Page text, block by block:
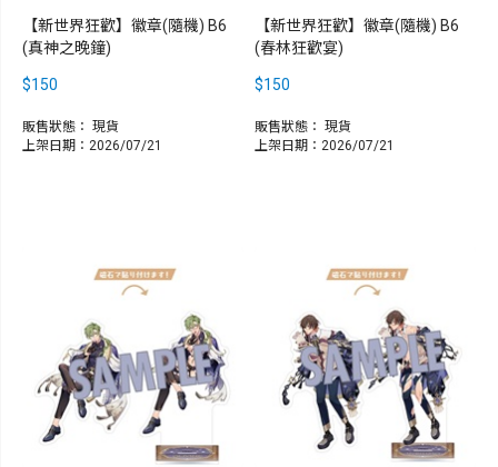
【新世界狂歡】徽章(隨機) B6
(真神之晚鐘)
$150
販售狀態： 現貨
上架日期：2026/07/21
【新世界狂歡】徽章(隨機) B6
(春林狂歡宴)
$150
販售狀態： 現貨
上架日期：2026/07/21